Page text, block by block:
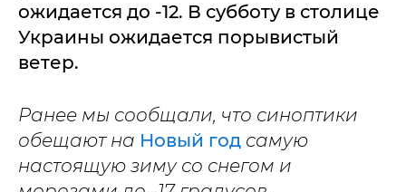
ожидается до -12. В субботу в столице
Украины ожидается порывистый
ветер.
Ранее мы сообщали, что синоптики
обещают на Новый год самую
настоящую зиму со снегом и